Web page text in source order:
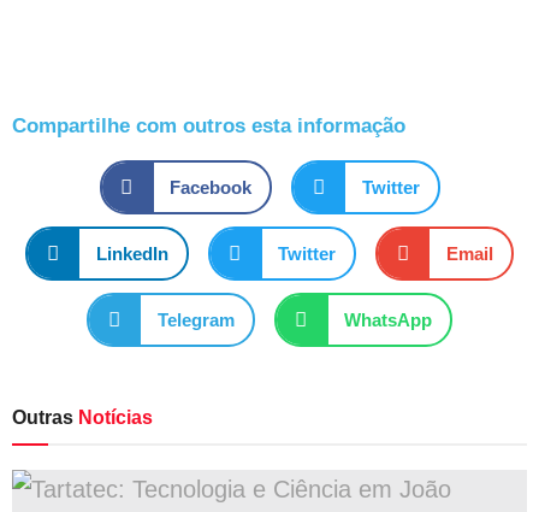
Compartilhe com outros esta informação
Facebook Twitter
LinkedIn Twitter Email
Telegram WhatsApp
Outras Notícias